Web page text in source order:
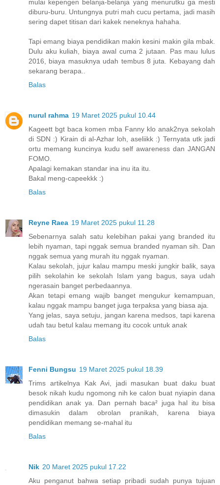
mulai kepengen belanja-belanja yang menurutku ga mesti
diburu-buru. Untungnya putri mah cucu pertama, jadi masih
sering dapet titisan dari kakek neneknya hahaha.
Tapi emang biaya pendidikan makin kesini makin gila mbak.
Dulu aku kuliah, biaya awal cuma 2 jutaan. Pas mau lulus
2016, biaya masuknya udah tembus 8 juta. Kebayang dah
sekarang berapa..
Balas
nurul rahma 19 Maret 2025 pukul 10.44
Kageett bgt baca komen mba Fanny klo anak2nya sekolah
di SDN :) Kirain di al-Azhar loh, aseliikk :) Ternyata utk jadi
ortu memang kuncinya kudu self awareness dan JANGAN
FOMO.
Apalagi kemakan standar ina inu ita itu.
Bakal meng-capeekkk :)
Balas
Reyne Raea 19 Maret 2025 pukul 11.28
Sebenarnya salah satu kelebihan pakai yang branded itu
lebih nyaman, tapi nggak semua branded nyaman sih. Dan
nggak semua yang murah itu nggak nyaman.
Kalau sekolah, jujur kalau mampu meski jungkir balik, saya
pilih sekolahin ke sekolah Islam yang bagus, saya udah
ngerasain banget perbedaannya.
Akan tetapi emang wajib banget mengukur kemampuan,
kalau nggak mampu banget juga terpaksa yang biasa aja.
Yang jelas, saya setuju, jangan karena medsos, tapi karena
udah tau betul kalau memang itu cocok untuk anak
Balas
Fenni Bungsu 19 Maret 2025 pukul 18.39
Trims artikelnya Kak Avi, jadi masukan buat daku buat
besok nikah kudu ngomong nih ke calon buat nyiapin dana
pendidikan anak ya. Dan pernah baca² juga hal itu bisa
dimasukin dalam obrolan pranikah, karena biaya
pendidikan memang se-mahal itu
Balas
Nik 20 Maret 2025 pukul 17.22
Aku penganut bahwa setiap pribadi sudah punya tujuan